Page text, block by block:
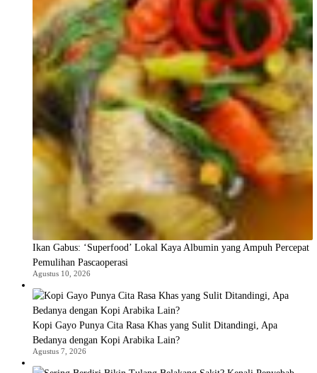
Ikan Gabus: ‘Superfood’ Lokal Kaya Albumin yang Ampuh Percepat
Pemulihan Pascaoperasi
Agustus 10, 2026
Kopi Gayo Punya Cita Rasa Khas yang Sulit Ditandingi, Apa
Bedanya dengan Kopi Arabika Lain?
Agustus 7, 2026